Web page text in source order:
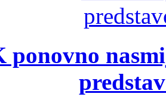
ponovno